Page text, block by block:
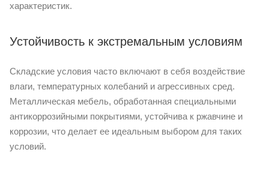
характеристик.
Устойчивость к экстремальным условиям
Складские условия часто включают в себя воздействие
влаги, температурных колебаний и агрессивных сред.
Металлическая мебель, обработанная специальными
антикоррозийными покрытиями, устойчива к ржавчине и
коррозии, что делает ее идеальным выбором для таких
условий.